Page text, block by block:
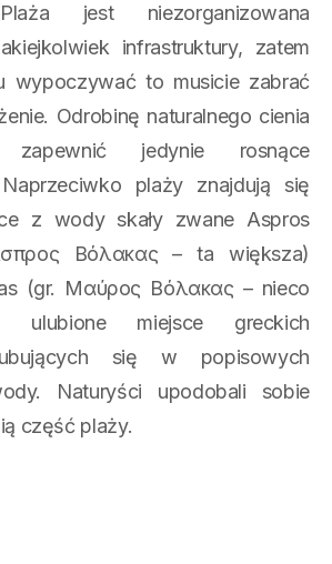
jest niezorganizowana
infrastruktury, zatem
wypoczywać to musicie zabrać
Odrobinę naturalnego cienia
jedynie rosnące
plaży znajdują się
z wody skały zwane Aspros
Βόλακας – ta większa)
(gr. Μαύρος Βόλακας – nieco
ulubione miejsce greckich
się w popisowych
Naturyści upodobali sobie
część plaży.